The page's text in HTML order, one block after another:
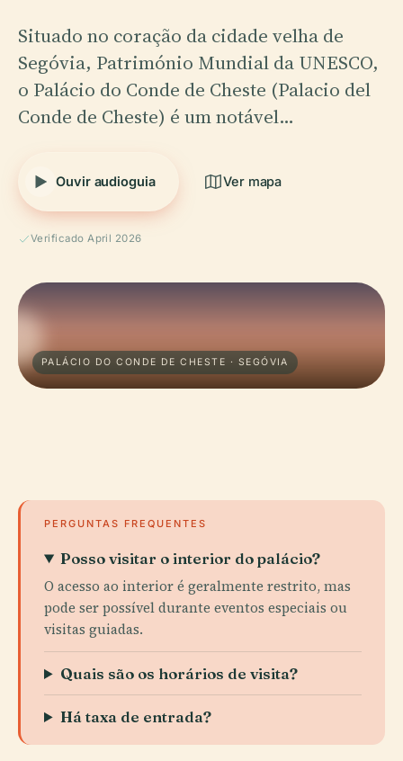
Situado no coração da cidade velha de
Segóvia, Património Mundial da UNESCO,
o Palácio do Conde de Cheste (Palacio del
Conde de Cheste) é um notável…
Ouvir audioguia Ver mapa
Verificado April 2026
PALÁCIO DO CONDE DE CHESTE · SEGÓVIA
PERGUNTAS FREQUENTES
Posso visitar o interior do palácio?
O acesso ao interior é geralmente restrito, mas
pode ser possível durante eventos especiais ou
visitas guiadas.
Quais são os horários de visita?
Há taxa de entrada?